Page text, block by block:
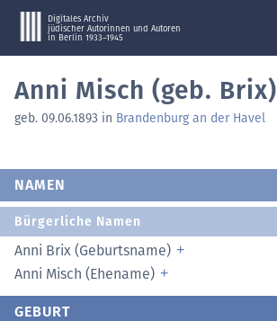
Digitales Archiv
jüdischer Autorinnen und Autoren
in Berlin 1933–1945
Anni Misch (geb. Brix)
geb. 09.06.1893 in Brandenburg an der Havel
NAMEN
Bürgerliche Namen
Anni Brix (Geburtsname)
Anni Misch (Ehename)
GEBURT